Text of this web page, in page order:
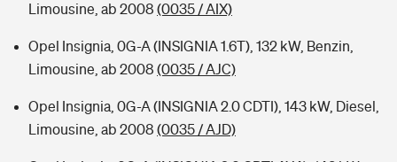
Limousine, ab 2008 (0035 / AIX)
Opel Insignia, 0G-A (INSIGNIA 1.6T), 132 kW, Benzin,
Limousine, ab 2008 (0035 / AJC)
Opel Insignia, 0G-A (INSIGNIA 2.0 CDTI), 143 kW, Diesel,
Limousine, ab 2008 (0035 / AJD)